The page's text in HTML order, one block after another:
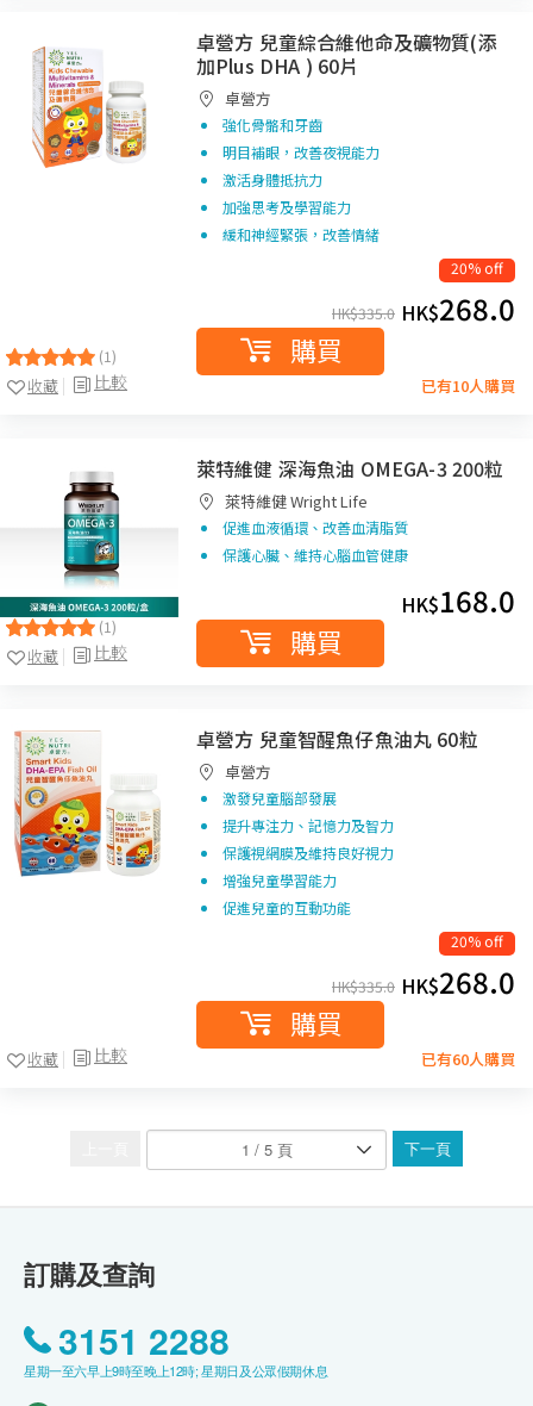
(1)
比較
收藏
卓營方 兒童綜合維他命及礦物質(添
加Plus DHA ) 60片
卓營方
強化骨骼和牙齒
明目補眼，改善夜視能力
激活身體抵抗力
加強思考及學習能力
緩和神經緊張，改善情緒
20% off
HK$335.0 HK$268.0
購買
已有10人購買
(1)
比較
收藏
萊特維健 深海魚油 OMEGA-3 200粒
萊特維健 Wright Life
促進血液循環、改善血清脂質
保護心臟、維持心腦血管健康
HK$168.0
購買
比較
收藏
卓營方 兒童智醒魚仔魚油丸 60粒
卓營方
激發兒童腦部發展
提升專注力、記憶力及智力
保護視網膜及維持良好視力
增強兒童學習能力
促進兒童的互動功能
20% off
HK$335.0 HK$268.0
購買
已有60人購買
下一頁
訂購及查詢
3151 2288
星期一至六早上9時至晚上12時; 星期日及公眾假期休息